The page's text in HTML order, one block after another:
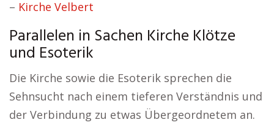
– Kirche Velbert
Parallelen in Sachen Kirche Klötze
und Esoterik
Die Kirche sowie die Esoterik sprechen die
Sehnsucht nach einem tieferen Verständnis und
der Verbindung zu etwas Übergeordnetem an.